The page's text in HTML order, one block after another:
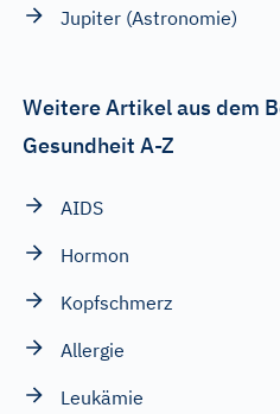
Jupiter (Astronomie)
Weitere Artikel aus dem
Gesundheit A-Z
AIDS
Hormon
Kopfschmerz
Allergie
Leukämie